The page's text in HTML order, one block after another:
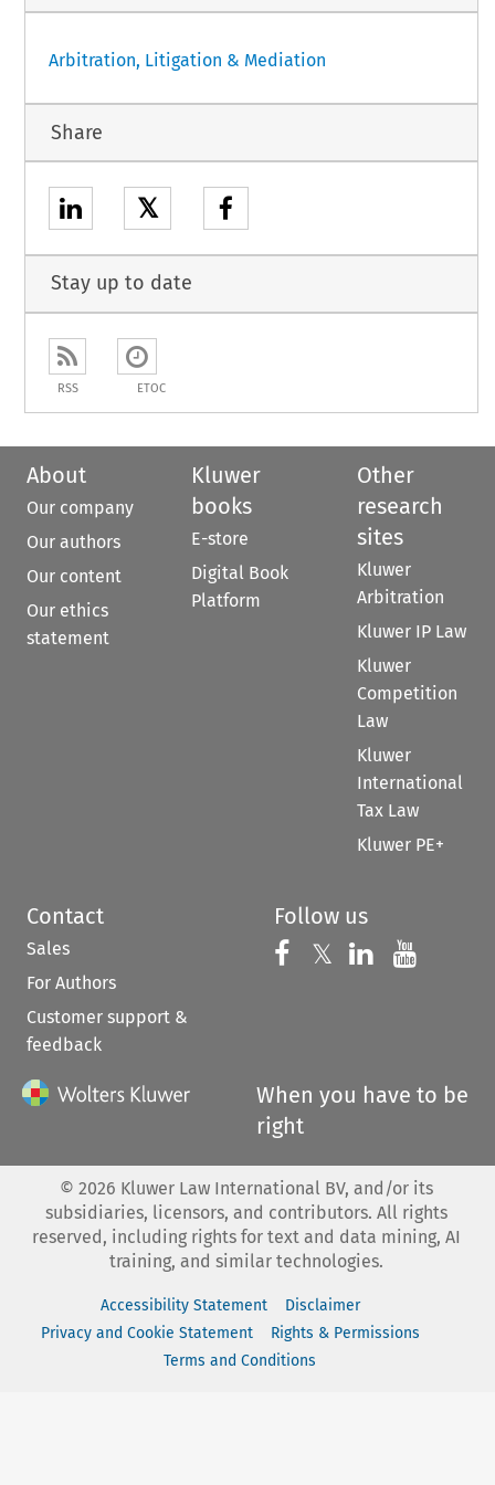
Arbitration, Litigation & Mediation
Share
𝕏
Stay up to date
RSS ETOC
About
Our company
Our authors
Our content
Our ethics
statement
Kluwer
books
E-store
Digital Book
Platform
Other
research
sites
Kluwer
Arbitration
Kluwer IP Law
Kluwer
Competition
Law
Kluwer
International
Tax Law
Kluwer PE+
Contact
Sales
For Authors
Customer support &
feedback
Follow us
Follow us on
𝕏 Follow us on
Follow us
When you have to be
right
© 2026 Kluwer Law International BV, and/or its
subsidiaries, licensors, and contributors. All rights
reserved, including rights for text and data mining, AI
training, and similar technologies.
Accessibility Statement
Disclaimer
Privacy and Cookie Statement
Rights & Permissions
Terms and Conditions